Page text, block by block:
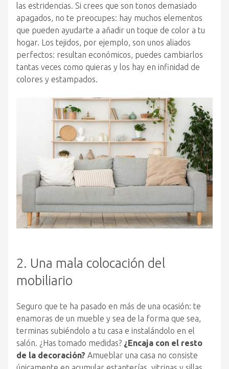
las estridencias. Si crees que son tonos demasiado
apagados, no te preocupes: hay muchos elementos
que pueden ayudarte a añadir un toque de color a tu
hogar. Los tejidos, por ejemplo, son unos aliados
perfectos: resultan económicos, puedes cambiarlos
tantas veces como quieras y los hay en infinidad de
colores y estampados.
2. Una mala colocación del
mobiliario
Seguro que te ha pasado en más de una ocasión: te
enamoras de un mueble y sea de la forma que sea,
terminas subiéndolo a tu casa e instalándolo en el
salón. ¿Has tomado medidas? ¿Encaja con el resto
de la decoración? Amueblar una casa no consiste